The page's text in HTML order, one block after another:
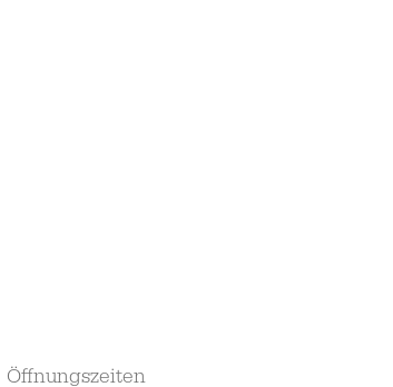
Öffnungszeiten